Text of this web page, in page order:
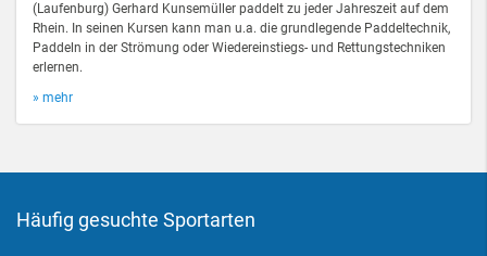
(Laufenburg) Gerhard Kunsemüller paddelt zu jeder Jahreszeit auf dem
Rhein. In seinen Kursen kann man u.a. die grundlegende Paddeltechnik,
Paddeln in der Strömung oder Wiedereinstiegs- und Rettungstechniken
erlernen.
» mehr
Häufig gesuchte Sportarten